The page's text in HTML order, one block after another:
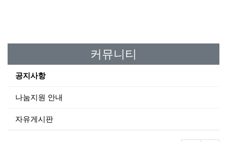
커뮤니티
공지사항
나눔지원 안내
자유게시판